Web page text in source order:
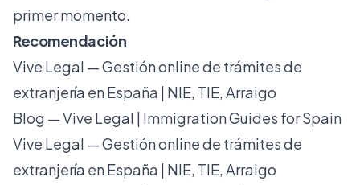
primer momento.
Recomendación
Vive Legal — Gestión online de trámites de
extranjería en España | NIE, TIE, Arraigo
Blog — Vive Legal | Immigration Guides for Spain
Vive Legal — Gestión online de trámites de
extranjería en España | NIE, TIE, Arraigo